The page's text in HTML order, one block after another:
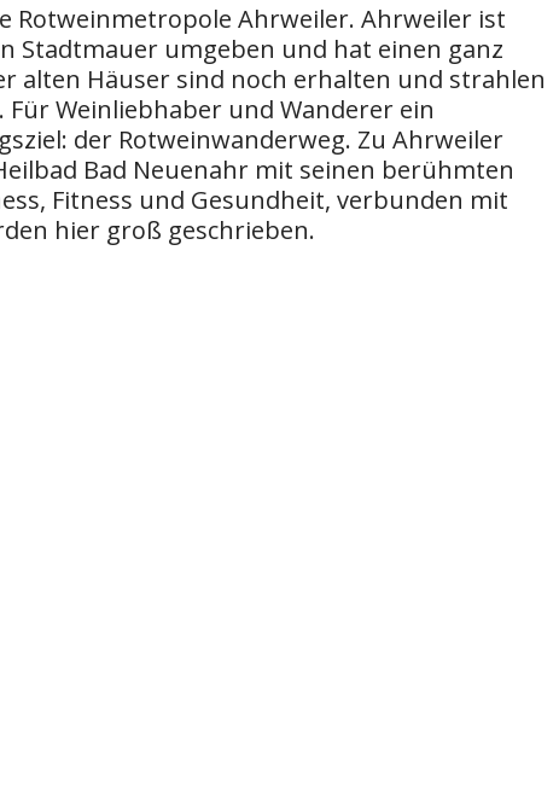
Rotweinmetropole Ahrweiler. Ahrweiler ist
Stadtmauer umgeben und hat einen ganz
alten Häuser sind noch erhalten und strahlen
Weinliebhaber und Wanderer ein
der Rotweinwanderweg. Zu Ahrweiler
Bad Neuenahr mit seinen berühmten
Fitness und Gesundheit, verbunden mit
hier groß geschrieben.